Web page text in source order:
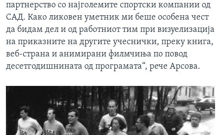
партнерство со најголемите спортски компании од
САД. Како ликовен уметник ми беше особена чест
да бидам дел и од работниот тим при визуелизација
на приказните на другите учеснички, преку книга,
веб-страна и анимирани филмчиња по повод
десетгодишнината од програмата“, рече Арсова.